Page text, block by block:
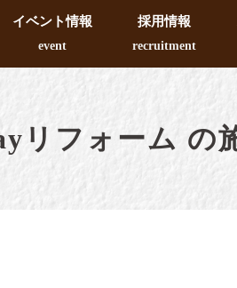
イベント情報
event
採用情報
recruitment
リフォーム の